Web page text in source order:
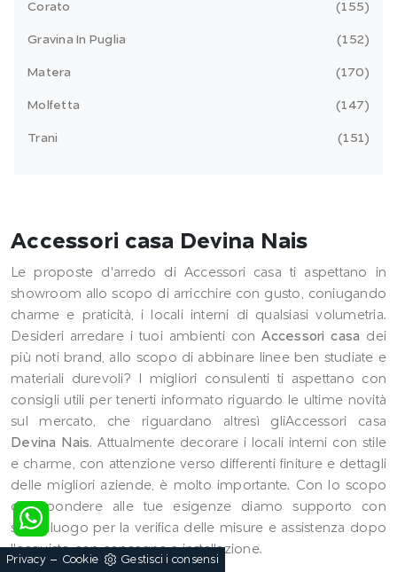
Corato 155
Gravina In Puglia 152
Matera 170
Molfetta 147
Trani 151
Accessori casa Devina Nais
Le proposte d'arredo di Accessori casa ti aspettano in
showroom allo scopo di arricchire con gusto, coniugando
charme e praticità, i locali interni di qualsiasi volumetria.
Desideri arredare i tuoi ambienti conAccessori casa dei
più noti brand, allo scopo di abbinare linee ben studiate e
materiali durevoli? I migliori consulenti ti aspettano con
consigli utili per tenerti informato riguardo le ultime novità
sul mercato, che riguardano altresì gliAccessori casa
Devina Nais. Attualmente decorare i locali interni con stile
e charme, con attenzione verso differenti finiture e dettagli
delle migliori aziende, è molto importante. Con lo scopo
di rispondere alle tue esigenze diamo supporto con
sopralluogo per la verifica delle misure e assistenza dopo
l'acquisto con consegna e installazione.
Privacy- Cookie Gestisci i consensi